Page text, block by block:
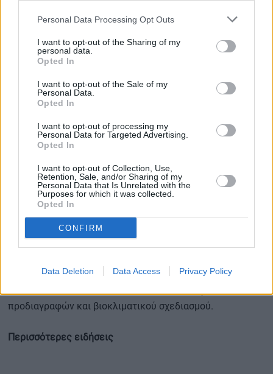
Personal Data Processing Opt Outs
I want to opt-out of the Sharing of my
personal data.
Opted In
I want to opt-out of the Sale of my
Personal Data.
Opted In
I want to opt-out of processing my
Personal Data for Targeted Advertising.
Opted In
I want to opt-out of Collection, Use,
Retention, Sale, and/or Sharing of my
Personal Data that Is Unrelated with the
Purposes for which it was collected.
Opted In
CONFIRM
Data Deletion Data Access Privacy Policy
πολυτελείς κατοικίες να πωλούνται με τιμές της
τάξεως των 10.000 – 15.000 ευρώ ανά τετραγωνικό
μέτρο έναντι π.χ. ακόμη και 50.000 ευρώ ανά τ.μ. στην
Ως προς τους προορισμούς με βάση τις προτιμήσεις των
στόχος για Βρετανούς επενδυτές σε ποσοστό 49%, ενώ
οι αγοραστές από τη βόρεια Ευρώπη προτιμούν το
και την Πελοπόννησο . Αντίστοιχα και οι επενδυτές από
τα ΗΑΕ εστιάζουν στην Αθηναϊκή Ριβιέρα, με επίκεντρο
τη Γλυφάδα.
«κληρονομιάς» για τις επόμενες γενιές. Η τάση αυτή
προδιαγραφών και βιοκλιματικού σχεδιασμού.
Περισσότερες ειδήσεις